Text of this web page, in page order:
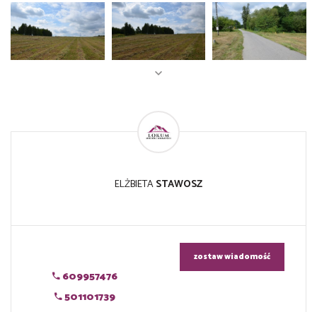
ELŻBIETASTAWOSZ
609957476
501101739
zostaw wiadomość